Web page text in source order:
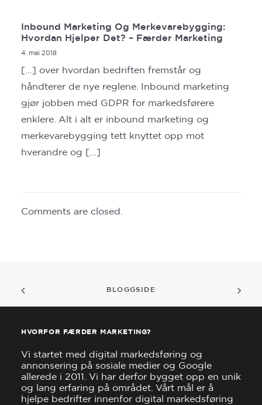
Inbound Marketing Og Merkevarebygging:
Hvordan Hjelper Det? – Færder Marketing
4. mai 2018
[…] over hvordan bedriften fremstår og
håndterer de nye reglene. Inbound marketing
gjør jobben med GDPR for markedsførere
enklere. Alt i alt er inbound marketing og
merkevarebygging tett knyttet opp mot
hverandre og […]
Comments are closed.
BLOGGSIDE
HVORFOR FÆRDER MARKETING?
Vi startet med digital markedsføring og
annonsering på sosiale medier og Google
allerede i 2011. Vi har derfor bygget opp en unik
og lang erfaring på området. Vårt mål er å
hjelpe bedrifter innenfor digital markedsføring